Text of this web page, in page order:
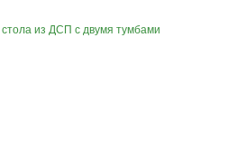
из ДСП с двумя тумбами